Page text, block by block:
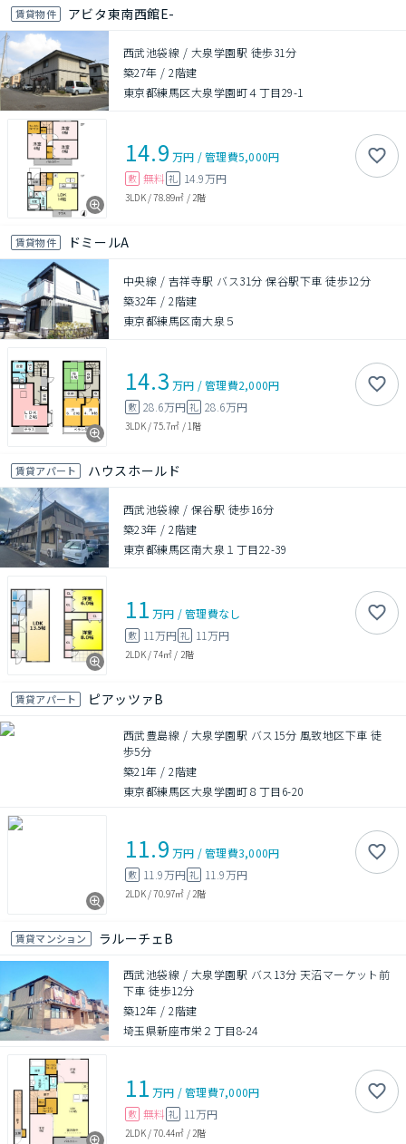
賃貸物件 アビタ東南西館E-
西武池袋線 / 大泉学園駅 徒歩31分
築27年 /2階建
東京都練馬区大泉学園町４丁目29-1
14.9 万円 /管理費5,000円
敷 無料 礼 14.9万円
3LDK/78.89㎡ / 2階
賃貸物件 ドミールA
中央線 / 吉祥寺駅 バス31分 保谷駅下車 徒歩12分
築32年 /2階建
東京都練馬区南大泉５
14.3 万円 /管理費2,000円
敷 28.6万円 礼 28.6万円
3LDK/75.7㎡ / 1階
賃貸アパート ハウスホールド
西武池袋線 / 保谷駅 徒歩16分
築23年 /2階建
東京都練馬区南大泉１丁目22-39
11 万円 /管理費なし
敷 11万円 礼 11万円
2LDK/74㎡ / 2階
賃貸アパート ピアッツァB
西武豊島線 / 大泉学園駅 バス15分 風致地区下車 徒
歩5分
築21年 /2階建
東京都練馬区大泉学園町８丁目6-20
11.9 万円 /管理費3,000円
敷 11.9万円 礼 11.9万円
2LDK/70.97㎡ / 2階
賃貸マンション ラルーチェB
西武池袋線 / 大泉学園駅 バス13分 天沼マーケット前
下車 徒歩12分
築12年 /2階建
埼玉県新座市栄２丁目8-24
11 万円 /管理費7,000円
敷 無料 礼 11万円
2LDK/70.44㎡ / 2階